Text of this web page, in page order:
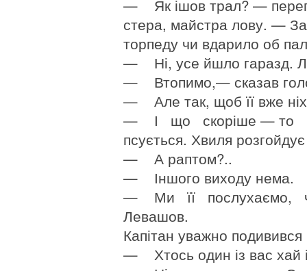
— Як ішов трал? —
стера, майстра лову. —
торпеду чи вдарило об
— Ні, усе йшло гаразд.
— Втопимо,— сказав
— Але так, щоб її вже
— І що скоріше — то
псується. Хвиля
— А раптом?..
— Іншого виходу нема.
— Ми її послухаємо,
Левашов.
Капітан уважно
— Хтось один із вас хай